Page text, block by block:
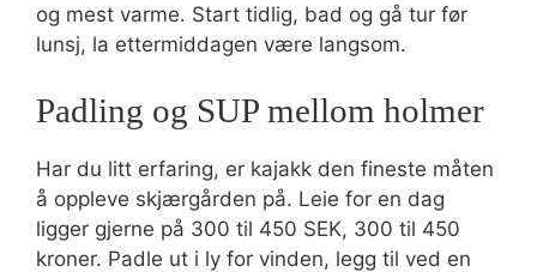
og mest varme. Start tidlig, bad og gå tur før
lunsj, la ettermiddagen være langsom.
Padling og SUP mellom holmer
Har du litt erfaring, er kajakk den fineste måten
å oppleve skjærgården på. Leie for en dag
ligger gjerne på 300 til 450 SEK, 300 til 450
kroner. Padle ut i ly for vinden, legg til ved en